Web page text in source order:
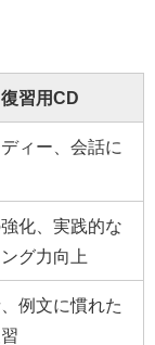
復習用CD
ィー、会話に
化、実践的な
グ力向上
例文に慣れた